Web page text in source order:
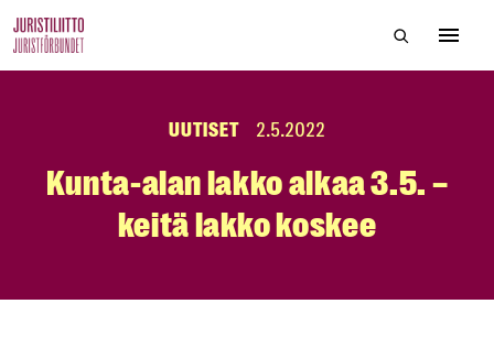
to
Hae
UUTISET 2.5.2022
Kunta-alan lakko alkaa 3.5. –
keitä lakko koskee